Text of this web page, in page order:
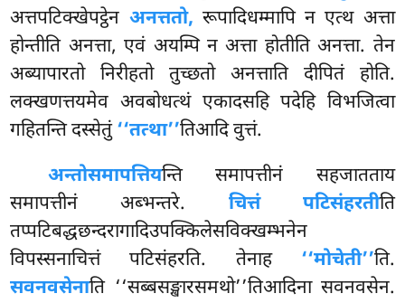
अत्तपटिक्खेपट्ठेन अनत्ततो, रूपादिधम्मापि न एत्थ अत्ता
होन्तीति अनत्ता, एवं अयम्पि न अत्ता होतीति अनत्ता. तेन
अब्यापारतो निरीहतो तुच्छतो अनत्ताति दीपितं होति.
लक्खणत्तयमेव अवबोधत्थं एकादसहि पदेहि विभजित्वा
गहितन्ति दस्सेतुं‘‘तत्था’’तिआदि वुत्तं.
अन्तोसमापत्तियन्ति समापत्तीनं सहजातताय
समापत्तीनं अब्भन्तरे. चित्तं पटिसंहरतीति
तप्पटिबद्धछन्दरागादिउपक्किलेसविक्खम्भनेन
विपस्सनाचित्तं पटिसंहरति. तेनाह ‘‘मोचेती’’ति.
सवनवसेनाति ‘‘सब्बसङ्खारसमथो’’तिआदिना सवनवसेन.